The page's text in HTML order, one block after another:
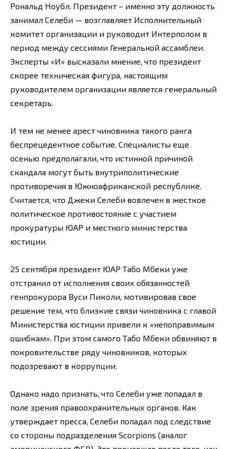
Рональд Ноубл. Президент – именно эту должность
занимал Селеби — возглавляет Исполнительный
комитет организации и руководит Интерполом в
период между сессиями Генеральной ассамблеи.
Эксперты «И» высказали мнение, что президент
скорее техническая фигура, настоящим
руководителем организации является генеральный
секретарь.
И тем не менее арест чиновника такого ранга
беспрецедентное событие. Специалисты еще
осенью предполагали, что истинной причиной
скандала могут быть внутриполитические
противоречия в Южноафриканской республике.
Считается, что Джеки Селеби вовлечен в жесткое
политическое противостояние с участием
прокуратуры ЮАР и местного министерства
юстиции.
25 сентября президент ЮАР Табо Мбеки уже
отстранил от исполнения своих обязанностей
генпрокурора Вуси Пиколи, мотивировав свое
решение тем, что близкие связи чиновника с главой
Министерства юстиции привели к «непоправимым
ошибкам». При этом самого Табо Мбеки обвиняют в
покровительстве ряду чиновников, которых
подозревают в коррупции.
Однако надо признать, что Селеби уже попадал в
поле зрения правоохранительных органов. Как
утверждает пресса, Селеби попадал под следствие
со стороны подразделения Scorpions (аналог